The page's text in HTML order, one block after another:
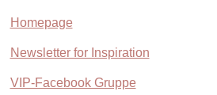
Homepage
Newsletter for Inspiration
VIP-Facebook Gruppe